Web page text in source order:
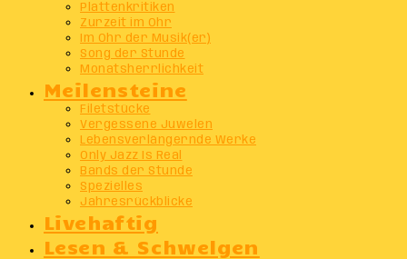
Plattenkritiken
Zurzeit im Ohr
Im Ohr der Musik(er)
Song der Stunde
Monatsherrlichkeit
Meilensteine
Filetstücke
Vergessene Juwelen
Lebensverlängernde Werke
Only Jazz Is Real
Bands der Stunde
Spezielles
Jahresrückblicke
Livehaftig
Lesen & Schwelgen